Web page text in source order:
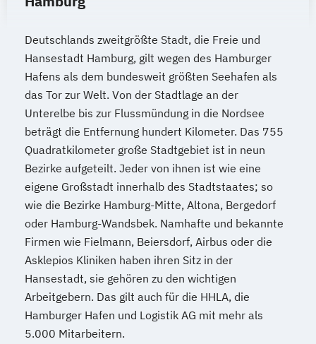
Französisch Gesamtlehrgang
Französisch Grundkurs
Fremdsprachenkorrespondent - Englisch
Gartengestaltung
Gastronomiemanagement
Gebäudeenergieberater (HWK)
Geomantie
Geprüfte/r 3D-Designer/in
Geprüfte/r Bilanzbuchhalter/in (IHK)
Geprüfte/r
Fremdsprachenkorrespondent/in (IHK) -
Englisch
Geprüfte/r Grafik-Designer/in - Mac
Geprüfte/r Grafik-Designer/in - PC
Geprüfte/r Mechatroniktechniker/in (ILS)
Geprüfte/r Prozessmanager/in Industrie
4.0
Deutschlands zweitgrößte Stadt, die Freie und
Hansestadt Hamburg, gilt wegen des Hamburger
Hafens als dem bundesweit größten Seehafen als
das Tor zur Welt. Von der Stadtlage an der
Unterelbe bis zur Flussmündung in die Nordsee
beträgt die Entfernung hundert Kilometer. Das 755
Quadratkilometer große Stadtgebiet ist in neun
Bezirke aufgeteilt. Jeder von ihnen ist wie eine
eigene Großstadt innerhalb des Stadtstaates; so
wie die Bezirke Hamburg-Mitte, Altona, Bergedorf
oder Hamburg-Wandsbek. Namhafte und bekannte
Firmen wie Fielmann, Beiersdorf, Airbus oder die
Asklepios Kliniken haben ihren Sitz in der
Hansestadt, sie gehören zu den wichtigen
Arbeitgebern. Das gilt auch für die HHLA, die
Hamburger Hafen und Logistik AG mit mehr als
5.000 Mitarbeitern.